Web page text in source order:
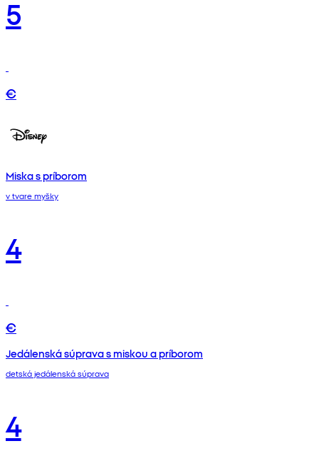
5
€
Miska s príborom
v tvare myšky
4
€
Jedálenská súprava s miskou a príborom
detská jedálenská súprava
4